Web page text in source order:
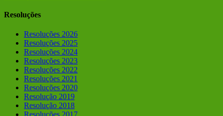
Resoluções
Resoluções 2026
Resoluções 2025
Resoluções 2024
Resoluções 2023
Resoluções 2022
Resoluções 2021
Resoluções 2020
Resolução 2019
Resolução 2018
Resoluções 2017